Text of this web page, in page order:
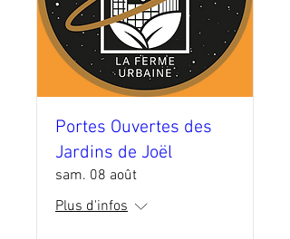
Portes Ouvertes des
Jardins de Joël
sam. 08 août
Plus d'infos